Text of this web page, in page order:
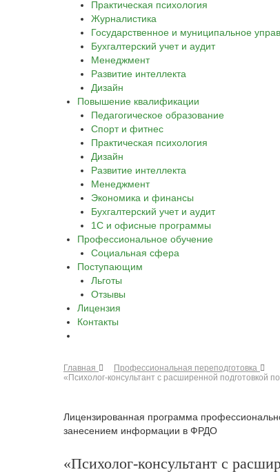
Практическая психология
Журналистика
Государственное и муниципальное
Бухгалтерский учет и аудит
Менеджмент
Развитие интеллекта
Дизайн
Повышение квалификации
Педагогическое образование
Спорт и фитнес
Практическая психология
Дизайн
Развитие интеллекта
Менеджмент
Экономика и финансы
Бухгалтерский учет и аудит
1С и офисные программы
Профессиональное обучение
Социальная сфера
Поступающим
Льготы
Отзывы
Лицензия
Контакты
Главная
Профессиональная переподготовка
«Психолог-консультант с расширенной подготовкой
Лицензированная программа
занесением информации в ФРДО
«Психолог-консультант с